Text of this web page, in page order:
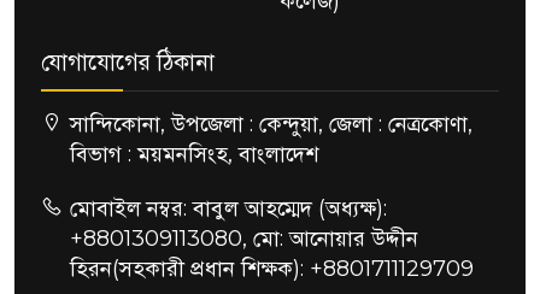
যোগাযোগের ঠিকানা
সান্দিকোনা, উপজেলা : কেন্দুয়া, জেলা : নেত্রকোণা,
বিভাগ : ময়মনসিংহ, বাংলাদেশ
মোবাইল নম্বর: বাবুল আহম্মেদ (অধ্যক্ষ):
+8801309113080, মো: আনোয়ার উদ্দীন
হিরন(সহকারী প্রধান শিক্ষক): +8801711129709